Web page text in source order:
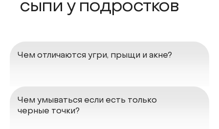
сыпи у подростков
Чем отличаются угри, прыщи и акне?
Чем умываться если есть только
черные точки?